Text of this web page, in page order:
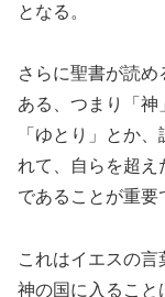
となる。
さらに聖書が読
ある、つまり「
「ゆとり」とか
れて、自らを超
であることが重要
これはイエスの
神の国に入ること